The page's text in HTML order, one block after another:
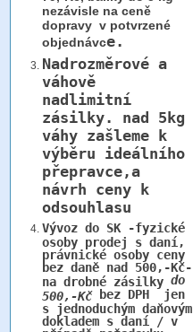
nezávisle na ceně
dopravy v potvrzené
objednávce.
Nadrozměrové a
váhově
nadlimitní
zásilky. nad 5kg
váhy zašleme k
výběru ideálního
přepravce,a
návrh ceny k
odsouhlasu
Vývoz do SK -fyzické
osoby prodej s daní,
právnické osoby ceny
bez daně nad 500,-Kč-
na drobné zásilky do
500,-Kčbez DPH jen
s jednoduchým daňovým
dokladem s daní / v